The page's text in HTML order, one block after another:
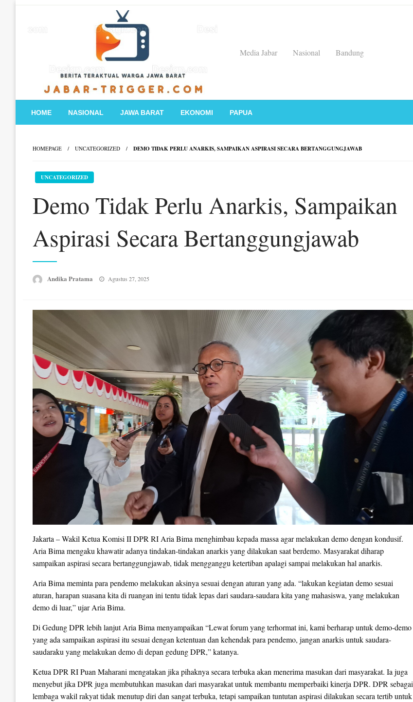
Media Jabar
Nasional Bandung
HOME NASIONAL JAWA BARAT EKONOMI PAPUA
HOMEPAGE UNCATEGORIZED DEMO TIDAK PERLU ANARKIS, SAMPAIKAN ASPIRASI SECARA BERTANGGUNGJAWAB
UNCATEGORIZED
Demo Tidak Perlu Anarkis, Sampaikan
Aspirasi Secara Bertanggungjawab
Andika Pratama
Posted
Agustus 27, 2025
Jakarta – Wakil Ketua Komisi II DPR RI Aria Bima menghimbau kepada massa agar melakukan demo dengan kondusif.
Aria Bima mengaku khawatir adanya tindakan-tindakan anarkis yang dilakukan saat berdemo. Masyarakat diharap
sampaikan aspirasi secara bertanggungjawab, tidak mengganggu ketertiban apalagi sampai melakukan hal anarkis.
Aria Bima meminta para pendemo melakukan aksinya sesuai dengan aturan yang ada. “lakukan kegiatan demo sesuai
aturan, harapan suasana kita di ruangan ini tentu tidak lepas dari saudara-saudara kita yang mahasiswa, yang melakukan
demo di luar,” ujar Aria Bima.
Di Gedung DPR lebih lanjut Aria Bima menyampaikan “Lewat forum yang terhormat ini, kami berharap untuk demo-demo
yang ada sampaikan aspirasi itu sesuai dengan ketentuan dan kehendak para pendemo, jangan anarkis untuk saudara-
saudaraku yang melakukan demo di depan gedung DPR,” katanya.
Ketua DPR RI Puan Maharani mengatakan jika pihaknya secara terbuka akan menerima masukan dari masyarakat. Ia juga
menyebut jika DPR juga membutuhkan masukan dari masyarakat untuk membantu memperbaiki kinerja DPR. DPR sebagai
lembaga wakil rakyat tidak menutup diri dan sangat terbuka, tetapi sampaikan tuntutan aspirasi dilakukan secara tertib untuk